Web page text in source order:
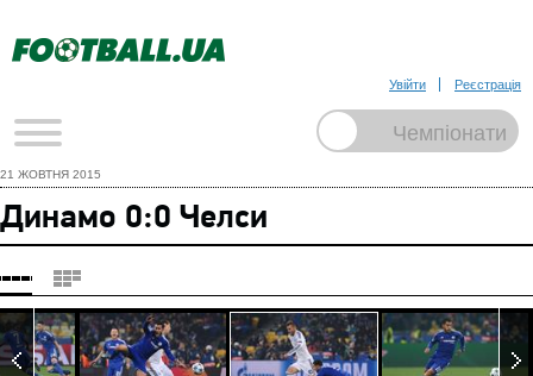
Увійти Реєстрація
21 ЖОВТНЯ 2015
Динамо 0:0 Челси